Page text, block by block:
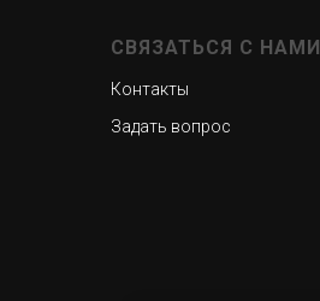
СВЯЗАТЬСЯ С НАМИ
Контакты
Задать вопрос